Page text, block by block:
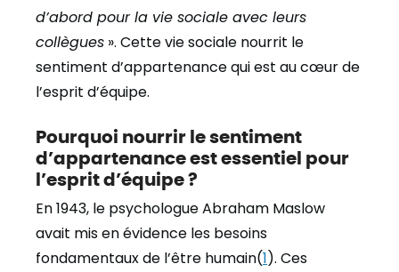
d’abord pour la vie sociale avec leurs
collègues ». Cette vie sociale nourrit le
sentiment d’appartenance qui est au cœur de
l’esprit d’équipe.
Pourquoi nourrir le sentiment
d’appartenance est essentiel pour
l’esprit d’équipe ?
En 1943, le psychologue Abraham Maslow
avait mis en évidence les besoins
fondamentaux de l’être humain(1). Ces